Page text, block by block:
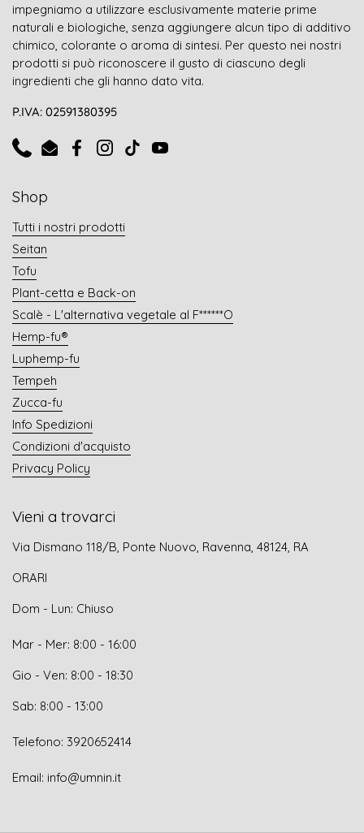
impegniamo a utilizzare esclusivamente materie prime
naturali e biologiche, senza aggiungere alcun tipo di additivo
chimico, colorante o aroma di sintesi. Per questo nei nostri
prodotti si può riconoscere il gusto di ciascuno degli
ingredienti che gli hanno dato vita.
P.IVA: 02591380395
PhoneEmailFacebook
Instagram
TikTokYouTube
Shop
Tutti i nostri prodotti
Seitan
Tofu
Plant-cetta e Back-on
Scalè - L'alternativa vegetale al F******O
Hemp-fu®
Luphemp-fu
Tempeh
Zucca-fu
Info Spedizioni
Condizioni d'acquisto
Privacy Policy
Vieni a trovarci
Via Dismano 118/B, Ponte Nuovo, Ravenna, 48124, RA
ORARI
Dom - Lun: Chiuso
Mar - Mer: 8:00 - 16:00
Gio - Ven: 8:00 - 18:30
Sab: 8:00 - 13:00
Telefono: 3920652414
Email: info@umnin.it